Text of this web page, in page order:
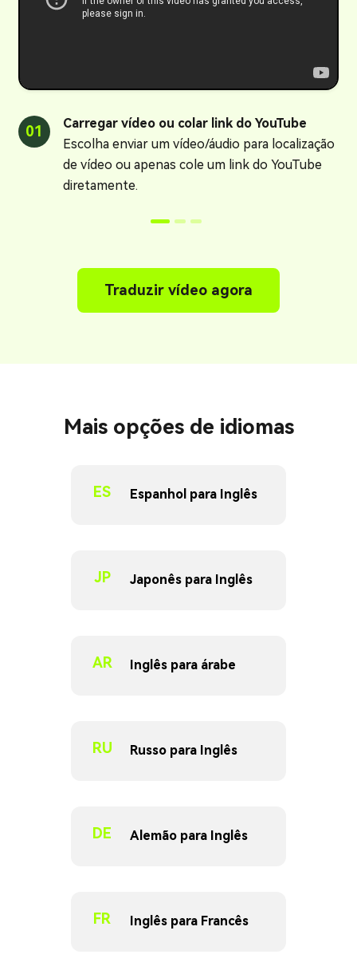
01
Carregar vídeo ou colar link do YouTube
Escolha enviar um vídeo/áudio para localização
de vídeo ou apenas cole um link do YouTube
diretamente.
Traduzir vídeo agora
Mais opções de idiomas
ES Espanhol para Inglês
JP Japonês para Inglês
AR Inglês para árabe
RU Russo para Inglês
DE Alemão para Inglês
FR Inglês para Francês